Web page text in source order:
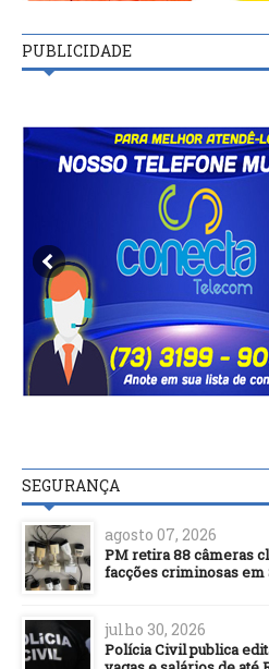
PUBLICIDADE
SEGURANÇA
agosto 07, 2026
PM retira 88 câmeras
facções criminosas em
julho 30, 2026
Polícia Civil publica